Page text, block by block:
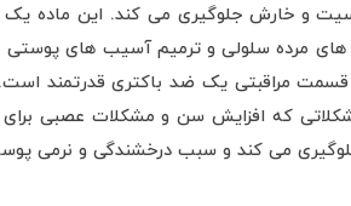
و خارش جلوگیری می کند. این ماده یک
مرده سلولی و ترمیم آسیب های پوستی
مراقبتی یک ضد باکتری قدرتمند
که افزایش سن و مشکلات عصبی
می کند و سبب درخشندگی و نرمی